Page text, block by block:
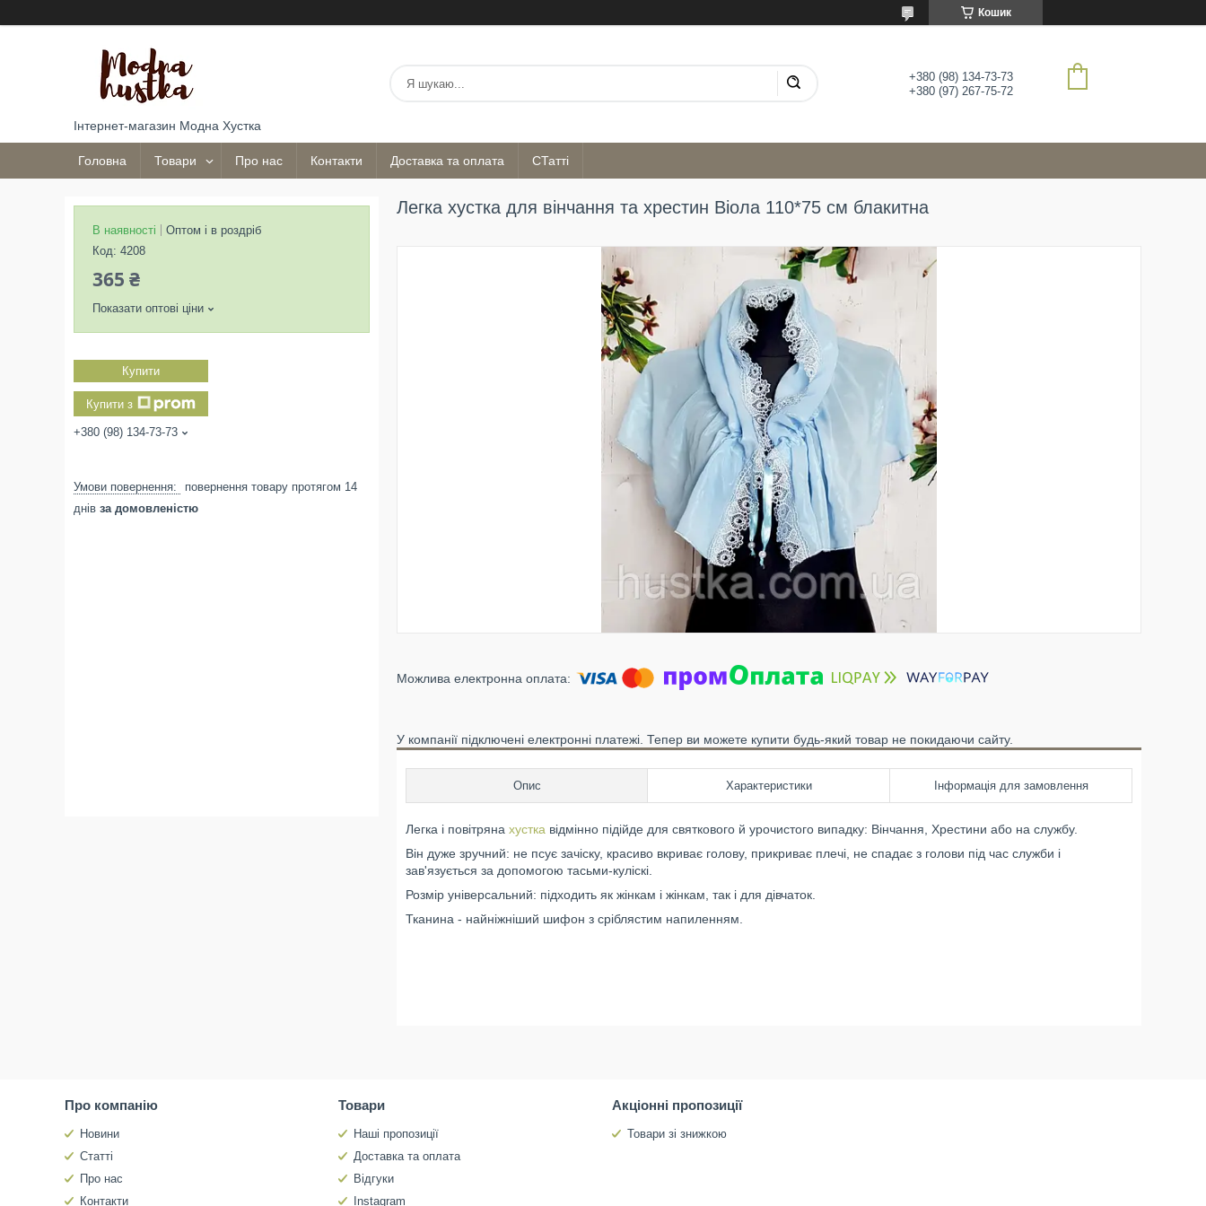
Кошик
Інтернет-магазин Модна Хустка
+380 (98) 134-73-73
+380 (97) 267-75-72
Головна Товари Про нас Контакти Доставка та оплата СТатті
Легка хустка для вінчання та хрестин Віола 110*75 см блакитна
У компанії підключені електронні платежі. Тепер ви можете купити будь-який товар не покидаючи сайту.
Опис Характеристики Інформація для замовлення
Легка і повітряна хустка відмінно підійде для святкового й урочистого випадку: Вінчання, Хрестини або на службу.
Він дуже зручний: не псує зачіску, красиво вкриває голову, прикриває плечі, не спадає з голови під час служби і
зав'язується за допомогою тасьми-куліскі.
Розмір універсальний: підходить як жінкам і жінкам, так і для дівчаток.
Тканина - найніжніший шифон з сріблястим напиленням.
В наявності
Оптом і в роздріб
Код: 4208
365 ₴
Показати оптові ціни
Купити
Купити з
+380 (98) 134-73-73
повернення товару протягом 14
днів за домовленістю
Про компанію
Новини
Статті
Про нас
Контакти
Товари
Наші пропозиції
Доставка та оплата
Відгуки
Instagram
Акціонні пропозиції
Товари зі знижкою